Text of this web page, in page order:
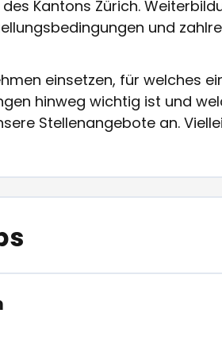
Kantons Zürich.
und
einsetzen, für welches
hinweg wichtig ist und
Stellenangebote an.